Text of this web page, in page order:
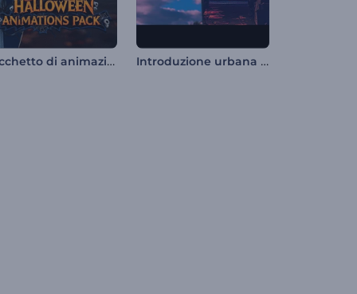
Pacchetto di animazioni di Halloween Introduzione urbana dinamica